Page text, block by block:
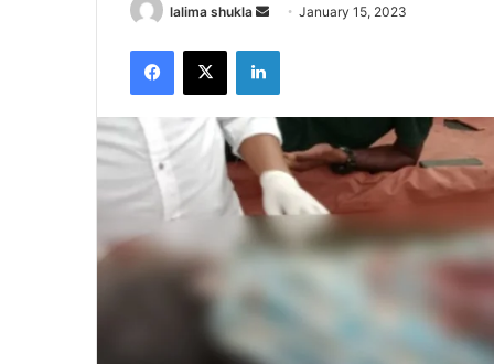
lalima shukla
Send January 15, 2023
Facebook
X LinkedIn